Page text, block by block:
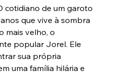
cotidiano de um garoto
que vive à sombra
mais velho, o
popular Jorel. Ele
sua própria
uma família hilária e